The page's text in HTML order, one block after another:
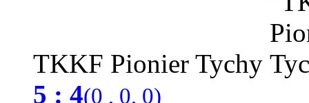
TKKF Pionier Tychy
5 : 4(0 , 0, 0)